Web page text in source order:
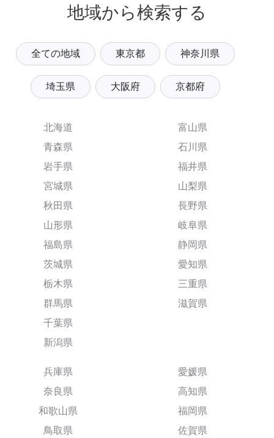
地域から検索する
全ての地域 東京都 神奈川県
埼玉県 大阪府 京都府
北海道
青森県
岩手県
宮城県
秋田県
山形県
福島県
茨城県
栃木県
群馬県
千葉県
新潟県
富山県
石川県
福井県
山梨県
長野県
岐阜県
静岡県
愛知県
三重県
滋賀県
兵庫県
奈良県
和歌山県
鳥取県
愛媛県
高知県
福岡県
佐賀県